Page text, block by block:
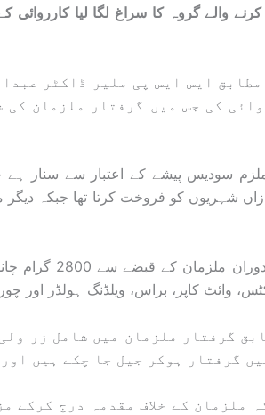
ایس ایس پی ملیر ڈاکٹر
کی جس میں گرفتار ملزمان
سودیس پیشے کے اعتبار سے سنار
ازاں شہریوں کو فروخت کرتا تھا جبکہ
پولیس نے
وائٹ کاپر، براس، ویلڈنگ ہولڈر اور
گرفتار ملزمان میں شامل زر
گرفتار ہوکر جیل جا چکے ہیں
ملزمان کے خلاف مقدمہ درج کرکے